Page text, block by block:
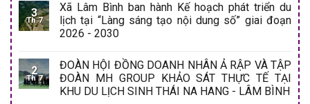
3
Th 7
Xã Lâm Bình ban hành Kế hoạch phát triển du
lịch tại “Làng sáng tạo nội dung số” giai đoạn
2026 - 2030
2
Th 7
ĐOÀN HỘI ĐỒNG DOANH NHÂN Ả RẬP VÀ TẬP
ĐOÀN MH GROUP KHẢO SÁT THỰC TẾ TẠI
KHU DU LỊCH SINH THÁI NA HANG - LÂM BÌNH